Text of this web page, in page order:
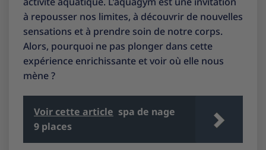
à repousser nos limites, à découvrir de nouvelles
sensations et à prendre soin de notre corps.
Alors, pourquoi ne pas plonger dans cette
expérience enrichissante et voir où elle nous
mène ?
Voir cette article spa de nage
9 places